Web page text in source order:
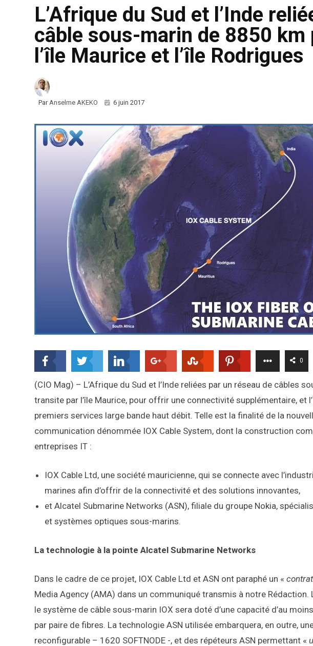
L’Afrique du Sud et l’Inde
câble sous-marin de 8850 km
l’île Maurice et l’île Rodrigues
ParAnselme AKEKO 6 juin 2017
0
(CIO Mag) – L’Afrique du Sud et l’Inde reliées par un réseau de câbles
transite par l’île Maurice, pour offrir une connectivité supplémentaire, et
premiers services large bande haut débit. Telle est la finalité de la
communication dénommée IOX Cable System, dont la construction
entreprises IT :
IOX Cable Ltd, une société mauricienne, qui se connecte avec
marines afin d’offrir de la connectivité et des solutions innovantes,
et Alcatel Submarine Networks (ASN), filiale du groupe Nokia,
et systèmes optiques sous-marins.
La technologie à la pointe Alcatel Submarine Networks
Dans le cadre de ce projet, IOX Cable Ltd et ASN ont paraphé un «
Media Agency (AMA) dans un communiqué transmis à notre
le système de câble sous-marin IOX sera doté d’une capacité d’au
par paire de fibres. La technologie ASN utilisée embarquera, en outre,
reconfigurable – 1620 SOFTNODE -, et des répéteurs ASN permettant «